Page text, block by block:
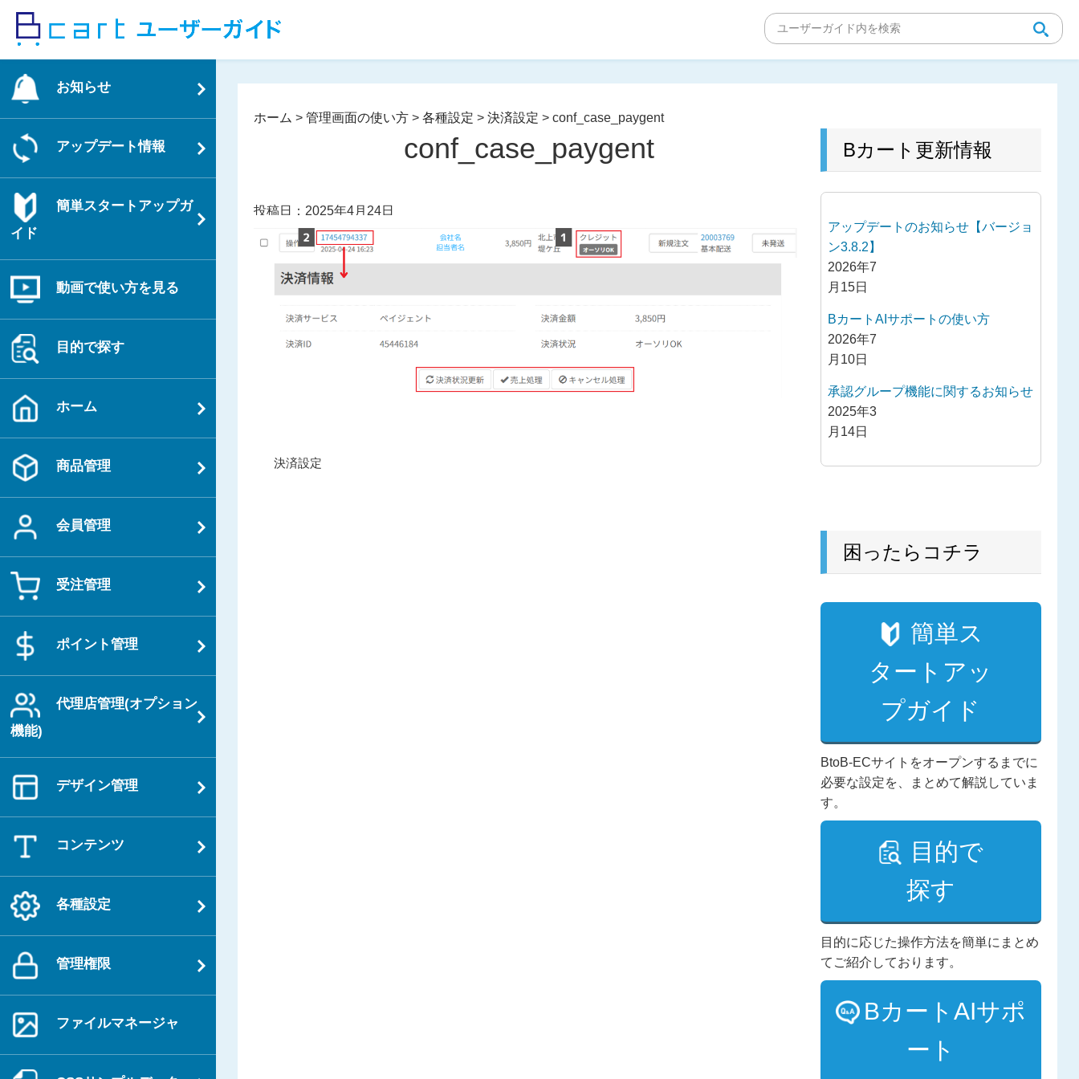
ッ
お知らせ
アップデート情報
簡単スタートアップガ
イド
動画で使い方を見る
目的で探す
ホーム
商品管理
会員管理
受注管理
ポイント管理
代理店管理(オプション
機能)
デザイン管理
コンテンツ
各種設定
管理権限
ファイルマネージャ
ホーム >管理画面の使い方 >各種設定 >決済設定 >conf_case_paygent
conf_case_paygent
投稿日：2025年4月24日
過
決済設定
Bカート更新情報
アップデートのお知らせ【バージョ
ン3.8.2】
2026年7
月15日
BカートAIサポートの使い方
2026年7
月10日
承認グループ機能に関するお知らせ
2025年3
月14日
困ったらコチラ
簡単ス
タートアッ
プガイド
BtoB-ECサイトをオープンするまでに
必要な設定を、まとめて解説していま
す。
目的で
探す
目的に応じた操作方法を簡単にまとめ
てご紹介しております。
BカートAIサポ
ート